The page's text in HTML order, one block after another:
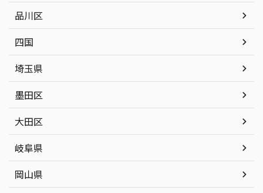
品川区
四国
埼玉県
墨田区
大田区
岐阜県
岡山県